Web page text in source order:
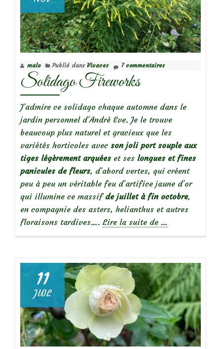
malo Publié dans Vivaces 7 commentaires
Solidago Fireworks
J’admire ce solidago chaque automne dans le
jardin personnel d’André Eve. Je le trouve
beaucoup plus naturel et gracieux que les
variétés horticoles avec son joli port souple aux
tiges légèrement arquées et ses longues et fines
panicules de fleurs, d’abord vertes, qui créent
peu à peu un véritable feu d’artifice jaune d’or
qui illumine ce massif de juillet à fin octobre,
en compagnie des asters, helianthus et autres
floraisons tardives…. Lire la suite de …
11
JUIL